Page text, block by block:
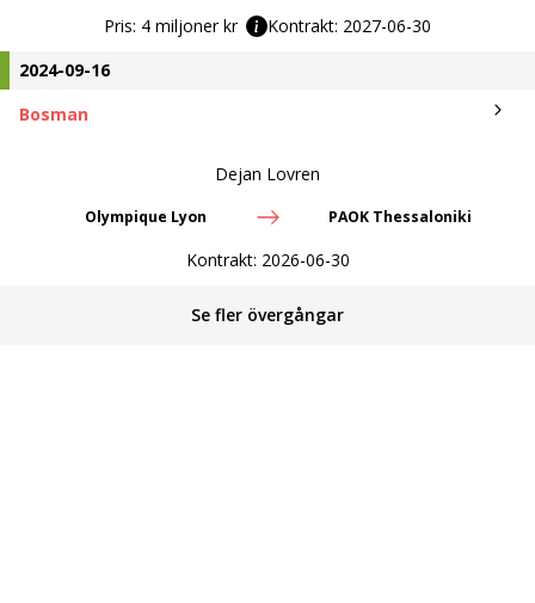
Pris: 4 miljoner kr Kontrakt: 2027-06-30
2024-09-16
Bosman
Dejan Lovren
Olympique Lyon PAOK Thessaloniki
Kontrakt: 2026-06-30
Se fler övergångar